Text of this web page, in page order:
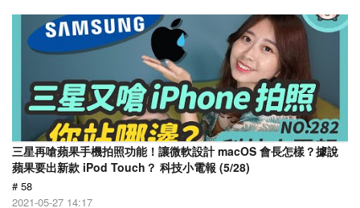
三星再嗆蘋果手機拍照功能！讓微軟設計 macOS 會長怎樣？據說
蘋果要出新款 iPod Touch？ 科技小電報 (5/28)
# 58
2021-05-27 14:17